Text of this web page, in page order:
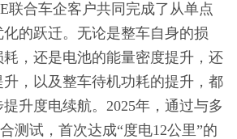
联合车企客户共同完成了从单点
的跃迁。无论是整车自身的损
，还是电池的能量密度提升，还
，以及整车待机功耗的提升，都
升度电续航。2025年，通过与多
测试，首次达成“度电12公里”的